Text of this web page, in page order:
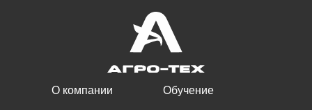
О компании Обучение